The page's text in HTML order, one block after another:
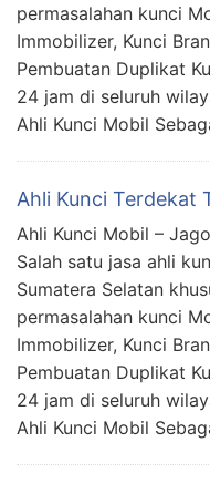
permasalahan kunci
Immobilizer, Kunci
Pembuatan Duplikat
24 jam di seluruh
Ahli Kunci Mobil
Ahli Kunci Terdekat
Ahli Kunci Mobil –
Salah satu jasa ahli
Sumatera Selatan
permasalahan kunci
Immobilizer, Kunci
Pembuatan Duplikat
24 jam di seluruh
Ahli Kunci Mobil